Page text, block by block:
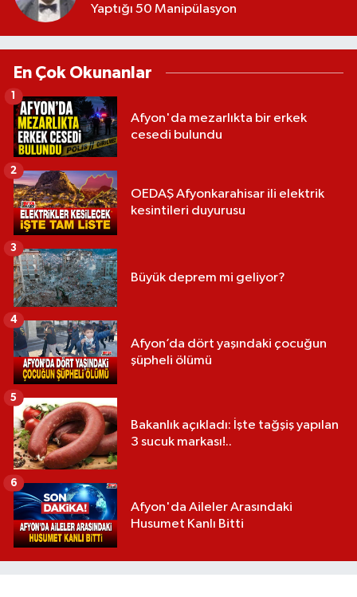
Yaptığı 50 Manipülasyon
En Çok Okunanlar
Afyon'da mezarlıkta bir erkek
cesedi bulundu
1
OEDAŞ Afyonkarahisar ili elektrik
kesintileri duyurusu
2
Büyük deprem mi geliyor?
3
Afyon’da dört yaşındaki çocuğun
şüpheli ölümü
4
Bakanlık açıkladı: İşte tağşiş yapılan
3 sucuk markası!..
5
Afyon'da Aileler Arasındaki
Husumet Kanlı Bitti
6